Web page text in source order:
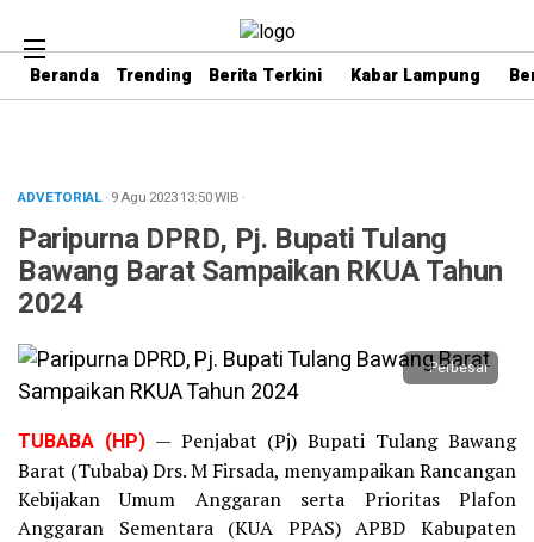
Beranda Trending Berita Terkini Kabar Lampung
ADVETORIAL· 9 Agu 202313:50WIB ·
Paripurna DPRD, Pj. Bupati Tulang
Bawang Barat Sampaikan RKUA Tahun
2024
Perbesar
TUBABA (HP)— Penjabat (Pj) Bupati Tulang Bawang
Barat (Tubaba) Drs. M Firsada, menyampaikan Rancangan
Kebijakan Umum Anggaran serta Prioritas Plafon
Anggaran Sementara (KUA PPAS) APBD Kabupaten